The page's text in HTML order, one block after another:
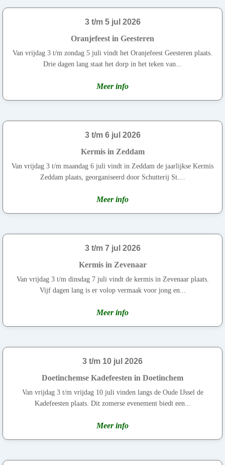
3 t/m 5 jul 2026
Oranjefeest in Geesteren
Van vrijdag 3 t/m zondag 5 juli vindt het Oranjefeest Geesteren plaats.
Drie dagen lang staat het dorp in het teken van...
Meer info
3 t/m 6 jul 2026
Kermis in Zeddam
Van vrijdag 3 t/m maandag 6 juli vindt in Zeddam de jaarlijkse Kermis
Zeddam plaats, georganiseerd door Schutterij St....
Meer info
3 t/m 7 jul 2026
Kermis in Zevenaar
Van vrijdag 3 t/m dinsdag 7 juli vindt de kermis in Zevenaar plaats.
Vijf dagen lang is er volop vermaak voor jong en...
Meer info
3 t/m 10 jul 2026
Doetinchemse Kadefeesten in Doetinchem
Van vrijdag 3 t/m vrijdag 10 juli vinden langs de Oude IJssel de
Kadefeesten plaats. Dit zomerse evenement biedt een...
Meer info